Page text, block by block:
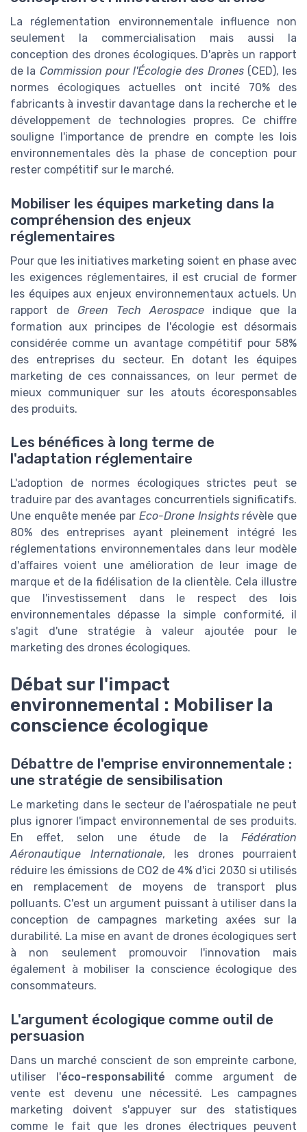
La réglementation environnementale influence non
seulement la commercialisation mais aussi la
conception des drones écologiques. D'après un rapport
de la Commission pour l'Écologie des Drones(CED), les
normes écologiques actuelles ont incité 70% des
fabricants à investir davantage dans la recherche et le
développement de technologies propres. Ce chiffre
souligne l'importance de prendre en compte les lois
environnementales dès la phase de conception pour
rester compétitif sur le marché.
Mobiliser les équipes marketing dans la
compréhension des enjeux
réglementaires
Pour que les initiatives marketing soient en phase avec
les exigences réglementaires, il est crucial de former
les équipes aux enjeux environnementaux actuels. Un
rapport de Green Tech Aerospace indique que la
formation aux principes de l'écologie est désormais
considérée comme un avantage compétitif pour 58%
des entreprises du secteur. En dotant les équipes
marketing de ces connaissances, on leur permet de
mieux communiquer sur les atouts écoresponsables
des produits.
Les bénéfices à long terme de
l'adaptation réglementaire
L'adoption de normes écologiques strictes peut se
traduire par des avantages concurrentiels significatifs.
Une enquête menée par Eco-Drone Insightsrévèle que
80% des entreprises ayant pleinement intégré les
réglementations environnementales dans leur modèle
d'affaires voient une amélioration de leur image de
marque et de la fidélisation de la clientèle. Cela illustre
que l'investissement dans le respect des lois
environnementales dépasse la simple conformité, il
s'agit d'une stratégie à valeur ajoutée pour le
marketing des drones écologiques.
Débat sur l'impact
environnemental : Mobiliser la
conscience écologique
Débattre de l'emprise environnementale :
une stratégie de sensibilisation
Le marketing dans le secteur de l'aérospatiale ne peut
plus ignorer l'impact environnemental de ses produits.
En effet, selon une étude de la Fédération
Aéronautique Internationale, les drones pourraient
réduire les émissions de CO2 de 4% d'ici 2030 si utilisés
en remplacement de moyens de transport plus
polluants. C'est un argument puissant à utiliser dans la
conception de campagnes marketing axées sur la
durabilité. La mise en avant de drones écologiques sert
à non seulement promouvoir l'innovation mais
également à mobiliser la conscience écologique des
consommateurs.
L'argument écologique comme outil de
persuasion
Dans un marché conscient de son empreinte carbone,
utiliser l'éco-responsabilité comme argument de
vente est devenu une nécessité. Les campagnes
marketing doivent s'appuyer sur des statistiques
comme le fait que les drones électriques peuvent